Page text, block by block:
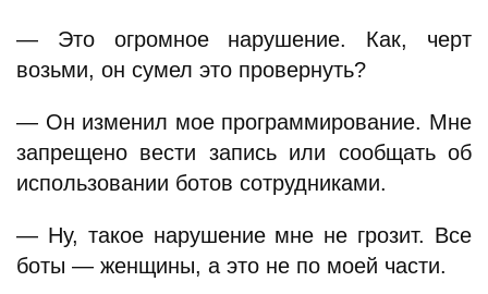
— Это огромное нарушение. Как, черт
возьми, он сумел это провернуть?
— Он изменил мое программирование. Мне
запрещено вести запись или сообщать об
использовании ботов сотрудниками.
— Ну, такое нарушение мне не грозит. Все
боты — женщины, а это не по моей части.